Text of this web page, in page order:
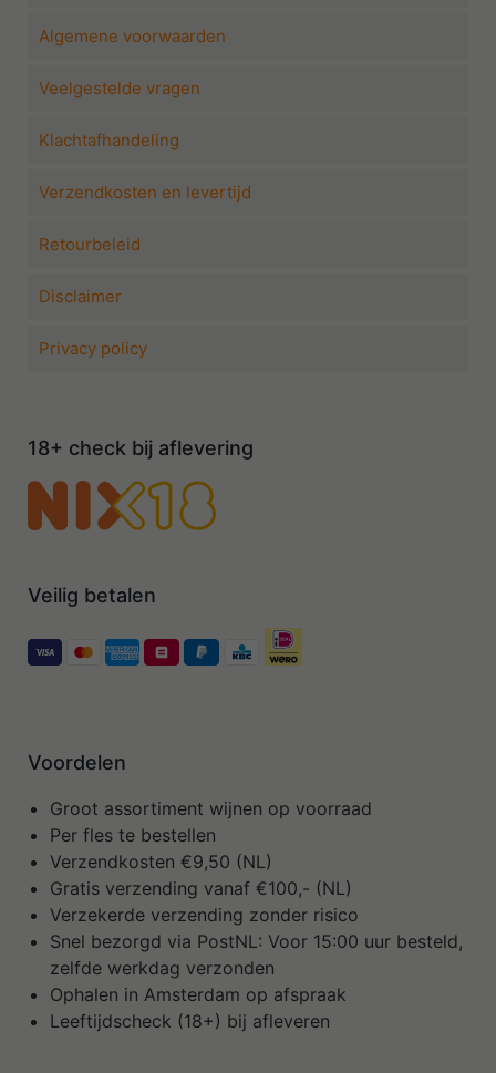
Algemene voorwaarden
Veelgestelde vragen
Klachtafhandeling
Verzendkosten en levertijd
Retourbeleid
Disclaimer
Privacy policy
18+ check bij aflevering
Veilig betalen
Voordelen
Groot assortiment wijnen op voorraad
Per fles te bestellen
Verzendkosten €9,50 (NL)
Gratis verzending vanaf €100,- (NL)
Verzekerde verzending zonder risico
Snel bezorgd via PostNL: Voor 15:00 uur besteld,
zelfde werkdag verzonden
Ophalen in Amsterdam op afspraak
Leeftijdscheck (18+) bij afleveren